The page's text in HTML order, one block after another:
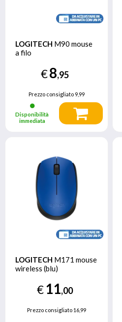
LOGITECH M90 mouse
a filo
€8,95
Prezzo consigliato9,99
Disponibilità
immediata
LOGITECH M171 mouse
wireless (blu)
€11,00
Prezzo consigliato16,99